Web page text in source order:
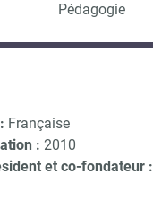
Pédagogie
Française
: 2010
et co-fondateur :